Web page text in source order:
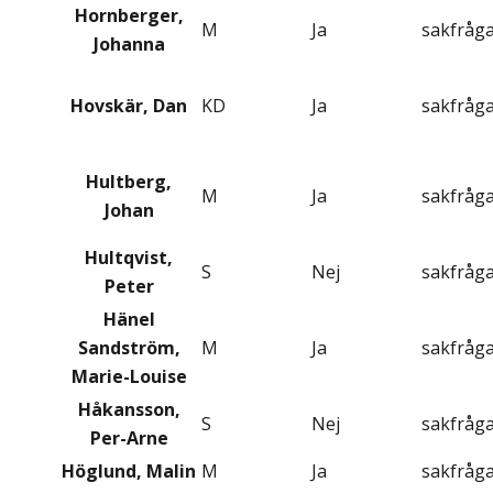
Hornberger,
Johanna
M Ja
Hovskär, Dan KD Ja
Hultberg,
Johan
M Ja
Hultqvist,
Peter
S Nej
Hänel
Sandström,
Marie-Louise
M Ja
Håkansson,
Per-Arne
S Nej
Höglund, Malin M Ja